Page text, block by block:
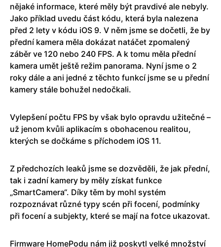
nějaké informace, které měly být pravdivé ale nebyly.
Jako příklad uvedu část kódu, která byla nalezena
před 2 lety v kódu iOS 9. V něm jsme se dočetli, že by
přední kamera měla dokázat natáčet zpomalený
záběr ve 120 nebo 240 FPS. A k tomu měla přední
kamera umět ještě režim panorama. Nyní jsme o 2
roky dále a ani jedné z těchto funkcí jsme se u přední
kamery stále bohužel nedočkali.
Vylepšení počtu FPS by však bylo opravdu užitečné –
už jenom kvůli aplikacím s obohacenou realitou,
kterých se dočkáme s příchodem iOS 11.
Z předchozích leaků jsme se dozvěděli, že jak přední,
tak i zadní kamery by měly získat funkce
„SmartCamera“. Díky těm by mohl systém
rozpoznávat různé typy scén při focení, podmínky
při focení a subjekty, které se mají na fotce ukazovat.
Firmware HomePodu nám již poskytl velké množství